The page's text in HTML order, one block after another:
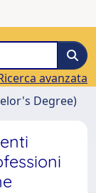
avanzata
Degree)